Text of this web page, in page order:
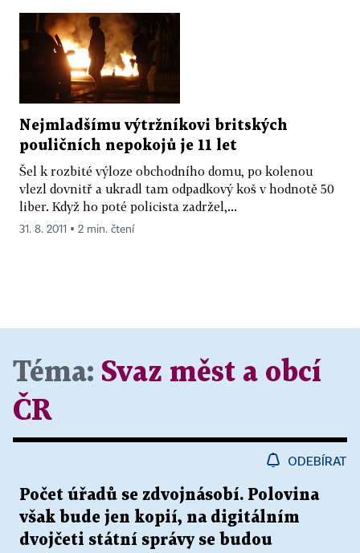
Nejmladšímu výtržníkovi britských
pouličních nepokojů je 11 let
Šel k rozbité výloze obchodního domu, po kolenou
vlezl dovnitř a ukradl tam odpadkový koš v hodnotě 50
liber. Když ho poté policista zadržel,...
31. 8. 2011 ▪ 2 min. čtení
Téma: Svaz měst a obcí
ČR
ODEBÍRAT
Počet úřadů se zdvojnásobí. Polovina
však bude jen kopií, na digitálním
dvojčeti státní správy se budou